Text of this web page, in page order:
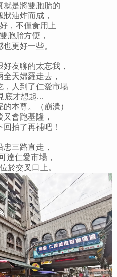
就是將雙胞胎的
油炸而成，
，不僅食用上
胞胎方便，
更好一些。
友聊的太忘我，
天婦羅走去，
，人到了仁愛市場
底才想起...
本尊。（崩潰）
會跑基隆，
拍了再補吧！
三路直走，
達仁愛市場，
於交叉口上。